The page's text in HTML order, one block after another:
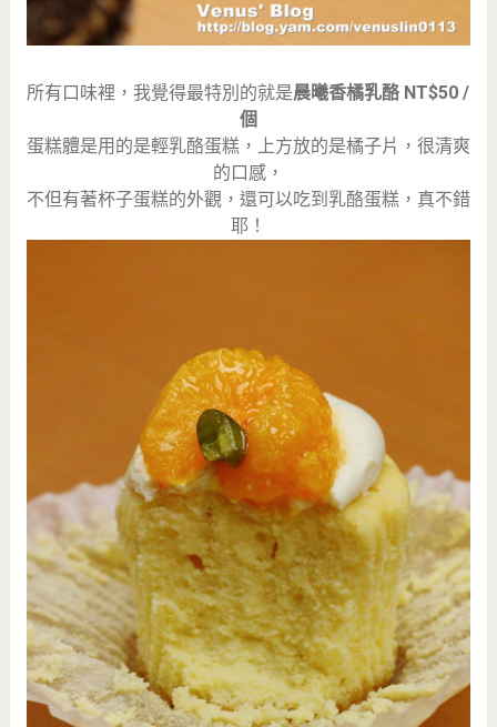
所有口味裡，我覺得最特別的就是晨曦香橘乳酪 NT$50 /
個
蛋糕體是用的是輕乳酪蛋糕，上方放的是橘子片，很清爽
的口感，
不但有著杯子蛋糕的外觀，還可以吃到乳酪蛋糕，真不錯
耶！